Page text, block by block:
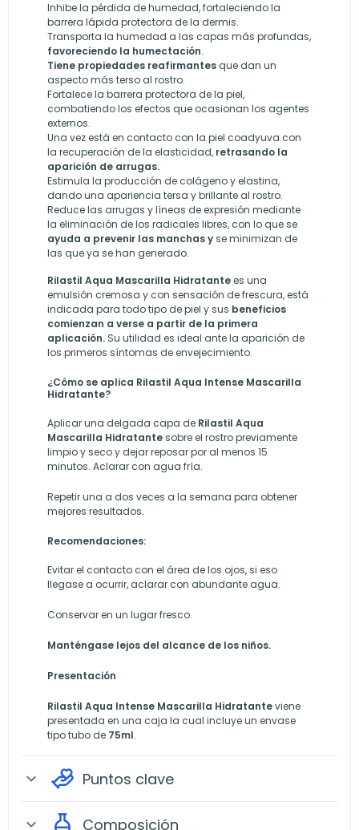
Inhibe la pérdida de humedad, fortaleciendo la
barrera lápida protectora de la dermis.
Transporta la humedad a las capas más profundas,
favoreciendo la humectación.
Tiene propiedades reafirmantes que dan un
aspecto más terso al rostro.
Fortalece la barrera protectora de la piel,
combatiendo los efectos que ocasionan los agentes
externos.
Una vez está en contacto con la piel coadyuva con
la recuperación de la elasticidad, retrasando la
aparición de arrugas.
Estimula la producción de colágeno y elastina,
dando una apariencia tersa y brillante al rostro.
Reduce las arrugas y líneas de expresión mediante
la eliminación de los radicales libres, con lo que se
ayuda a prevenir las manchas yse minimizan de
las que ya se han generado.
Rilastil Aqua Mascarilla Hidratantees una
emulsión cremosa y con sensación de frescura, está
indicada para todo tipo de piel y sus beneficios
comienzan a verse a partir de la primera
aplicación. Su utilidad es ideal ante la aparición de
los primeros síntomas de envejecimiento.
¿Cómo se aplica Rilastil Aqua Intense Mascarilla
Hidratante?
Aplicar una delgada capa de Rilastil Aqua
Mascarilla Hidratantesobre el rostro previamente
limpio y seco y dejar reposar por al menos 15
minutos. Aclarar con agua fría.
Repetir una a dos veces a la semana para obtener
mejores resultados.
Recomendaciones:
Evitar el contacto con el área de los ojos, si eso
llegase a ocurrir, aclarar con abundante agua.
Conservar en un lugar fresco.
Manténgase lejos del alcance de los niños.
Presentación
Rilastil Aqua Intense Mascarilla Hidratanteviene
presentada en una caja la cual incluye un envase
tipo tubo de 75ml.
expand_more Puntos clave
expand_more Composición